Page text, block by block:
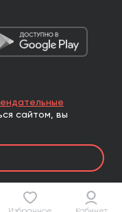
Паблишер»
нон-фикшн»,
ПРО».
сайтом, вы